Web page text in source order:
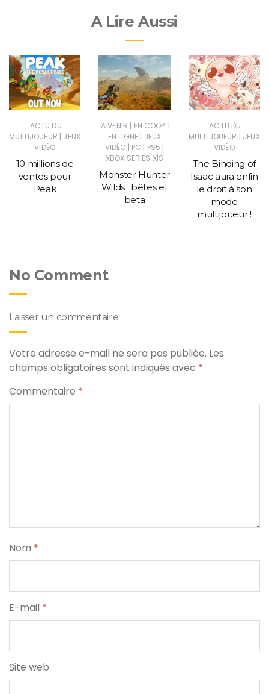
A Lire Aussi
ACTU DU
MULTIJOUEUR | JEUX
VIDÉO
10 millions de
ventes pour
Peak
A VENIR | EN COOP' |
EN LIGNE | JEUX
VIDÉO | PC | PS5 |
XBOX SERIES X|S
Monster Hunter
Wilds : bêtes et
beta
ACTU DU
MULTIJOUEUR | JEUX
VIDÉO
The Binding of
Isaac aura enfin
le droit à son
mode
multijoueur !
No Comment
Laisser un commentaire
Votre adresse e-mail ne sera pas publiée. Les
champs obligatoires sont indiqués avec *
Commentaire *
Nom *
E-mail *
Site web